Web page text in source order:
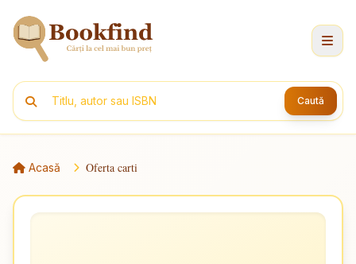
Caută
Acasă Oferta carti